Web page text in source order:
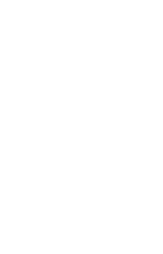
in a popup: